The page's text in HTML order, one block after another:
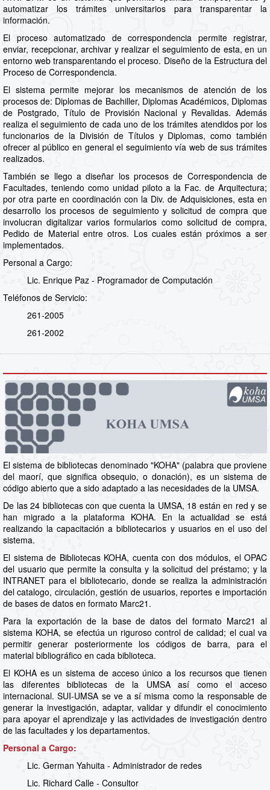
automatizar los trámites universitarios para transparentar la
información.
El proceso automatizado de correspondencia permite registrar,
enviar, recepcionar, archivar y realizar el seguimiento de esta, en un
entorno web transparentando el proceso. Diseño de la Estructura del
Proceso de Correspondencia.
El sistema permite mejorar los mecanismos de atención de los
procesos de: Diplomas de Bachiller, Diplomas Académicos, Diplomas
de Postgrado, Título de Provisión Nacional y Revalidas. Además
realiza el seguimiento de cada uno de los trámites atendidos por los
funcionarios de la División de Títulos y Diplomas, como también
ofrecer al público en general el seguimiento vía web de sus trámites
realizados.
También se llego a diseñar los procesos de Correspondencia de
Facultades, teniendo como unidad piloto a la Fac. de Arquitectura;
por otra parte en coordinación con la Div. de Adquisiciones, esta en
desarrollo los procesos de seguimiento y solicitud de compra que
involucran digitalizar varios formularios como solicitud de compra,
Pedido de Material entre otros. Los cuales están próximos a ser
implementados.
Personal a Cargo:
Lic. Enrique Paz - Programador de Computación
Teléfonos de Servicio:
261-2005
261-2002
El sistema de bibliotecas denominado "KOHA" (palabra que proviene
del maorí, que significa obsequio, o donación), es un sistema de
código abierto que a sido adaptado a las necesidades de la UMSA.
De las 24 bibliotecas con que cuenta la UMSA, 18 están en red y se
han migrado a la plataforma KOHA. En la actualidad se está
realizando la capacitación a bibliotecarios y usuarios en el uso del
sistema.
El sistema de Bibliotecas KOHA, cuenta con dos módulos, el OPAC
del usuario que permite la consulta y la solicitud del préstamo; y la
INTRANET para el bibliotecario, donde se realiza la administración
del catalogo, circulación, gestión de usuarios, reportes e importación
de bases de datos en formato Marc21.
Para la exportación de la base de datos del formato Marc21 al
sistema KOHA, se efectúa un riguroso control de calidad; el cual va
permitir generar posteriormente los códigos de barra, para el
material bibliográfico en cada biblioteca.
El KOHA es un sistema de acceso único a los recursos que tienen
las diferentes bibliotecas de la UMSA así como el acceso
internacional. SUI-UMSA se ve a sí misma como la responsable de
generar la investigación, adaptar, validar y difundir el conocimiento
para apoyar el aprendizaje y las actividades de investigación dentro
de las facultades y los departamentos.
Personal a Cargo:
Lic. German Yahuita - Administrador de redes
Lic. Richard Calle - Consultor